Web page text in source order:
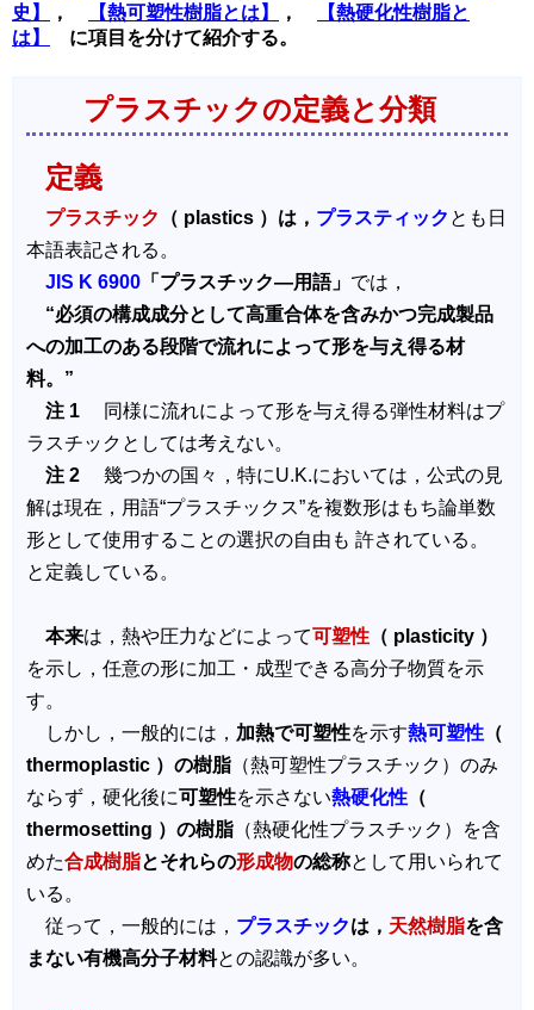
史】
， 【熱可塑性樹脂とは】 ，
【熱硬化性樹脂と
は】
に項目を分けて紹介する。
プラスチックの定義と分類
定義
プラスチック （ plastics ）は， プラスティック とも日
本語表記される。
JIS K 6900 「プラスチック―用語」 では，
“必須の構成成分として高重合体を含みかつ完成製品
への加工のある段階で流れによって形を与え得る材
料。”
注 1
同様に流れによって形を与え得る弾性材料はプ
ラスチックとしては考えない。
注 2
幾つかの国々，特にU.K.においては，公式の見
解は現在，用語“プラスチックス”を複数形はもち論単数
形として使用することの選択の自由も 許されている。
と定義している。
本来は，熱や圧力などによって可塑性 （ plasticity ）
を示し，任意の形に加工・成型できる高分子物質を示
す。
しかし，一般的には， 加熱で可塑性を示す熱可塑性 （
thermoplastic ）の樹脂 （熱可塑性プラスチック）のみ
ならず，硬化後に可塑性を示さない熱硬化性 （
thermosetting ）の樹脂 （熱硬化性プラスチック）を含
めた合成樹脂とそれらの形成物の総称として用いられて
いる。
従って，一般的には， プラスチックは， 天然樹脂を含
まない有機高分子材料との認識が多い。